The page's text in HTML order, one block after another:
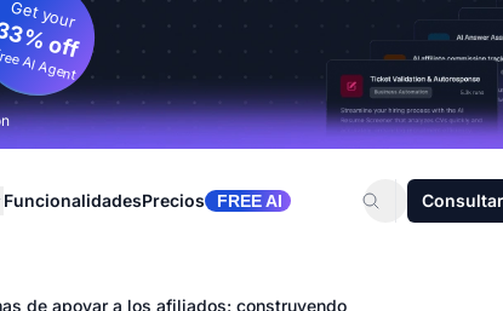
Get your
off
AI Agent
FuncionalidadesPrecios FREE AI
de apoyar a los afiliados: construyendo